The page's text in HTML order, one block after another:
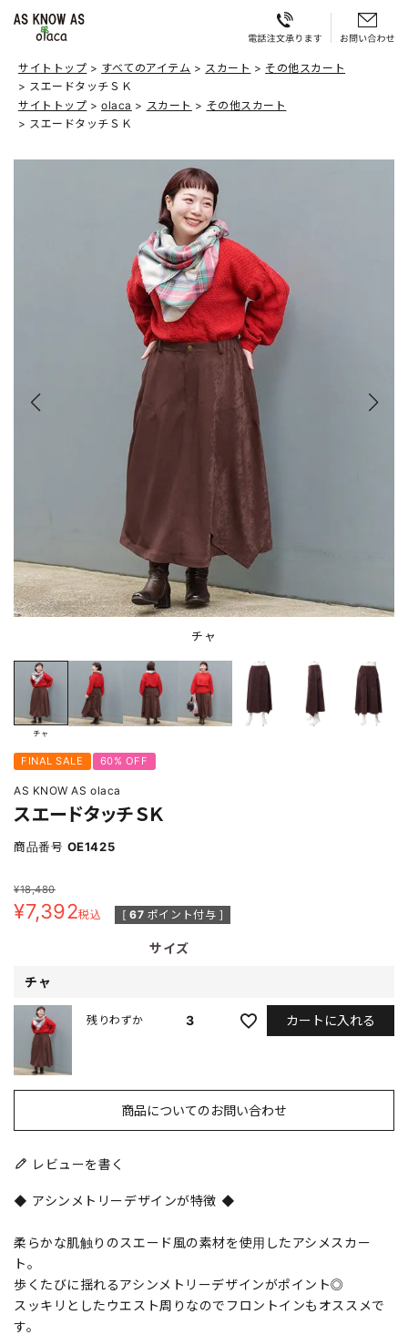
サイトトップ すべてのアイテム スカート
その他スカート
スエードタッチＳＫ
サイトトップ
olaca スカート
その他スカート
スエードタッチＳＫ
チャ
チャ
FINAL SALE 60% OFF
AS KNOW AS olaca
スエードタッチＳＫ
商品番号 OE1425
¥18,480
¥7,392税込 [ 67 ポイント付与 ]
サイズ
チャ
3
残りわずか カートに入れる
商品についてのお問い合わせ
レビューを書く
◆ アシンメトリーデザインが特徴 ◆
柔らかな肌触りのスエード風の素材を使用したアシメスカー
ト。
歩くたびに揺れるアシンメトリーデザインがポイント◎
スッキリとしたウエスト周りなのでフロントインもオススメで
す。